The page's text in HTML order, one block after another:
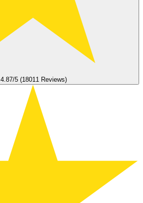
4.87/5 (18011 Reviews)